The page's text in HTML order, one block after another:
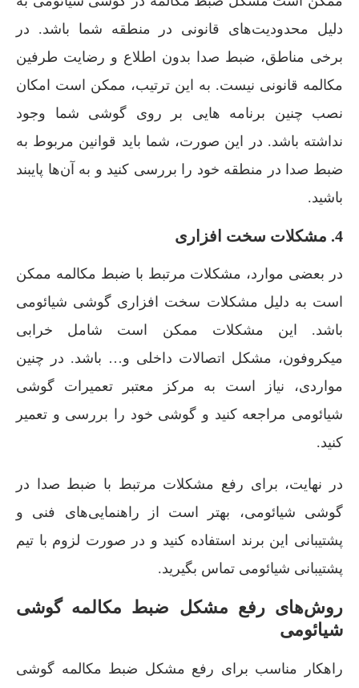
دلیل محدودیت‌های قانونی در منطقه شما باشد. در
برخی مناطق، ضبط صدا بدون اطلاع و رضایت طرفین
مکالمه قانونی نیست. به این ترتیب، ممکن است امکان
نصب چنین برنامه هایی بر روی گوشی شما وجود
نداشته باشد. در این صورت، شما باید قوانین مربوط به
ضبط صدا در منطقه خود را بررسی کنید و به آن‌ها پایبند
باشید.
4. مشکلات سخت افزاری
در بعضی موارد، مشکلات مرتبط با ضبط مکالمه ممکن
است به دلیل مشکلات سخت افزاری گوشی شیائومی
باشد. این مشکلات ممکن است شامل خرابی
میکروفون، مشکل اتصالات داخلی و… باشد. در چنین
مواردی، نیاز است به مرکز معتبر تعمیرات گوشی
شیائومی مراجعه کنید و گوشی خود را بررسی و تعمیر
کنید.
در نهایت، برای رفع مشکلات مرتبط با ضبط صدا در
گوشی شیائومی، بهتر است از راهنمایی‌های فنی و
پشتیبانی این برند استفاده کنید و در صورت لزوم با تیم
پشتیبانی شیائومی تماس بگیرید.
روش‌های رفع مشکل ضبط مکالمه گوشی
شیائومی
راهکار مناسب برای رفع مشکل ضبط مکالمه گوشی